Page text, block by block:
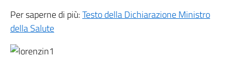
Per saperne di più:Testo della Dichiarazione Ministro
della Salute